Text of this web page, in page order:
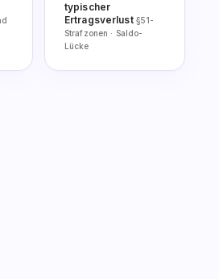
typischer
Ertragsverlust §51-
Strafzonen · Saldo-
Lücke